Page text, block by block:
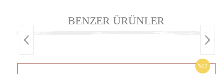
BENZER ÜRÜNLER
%52